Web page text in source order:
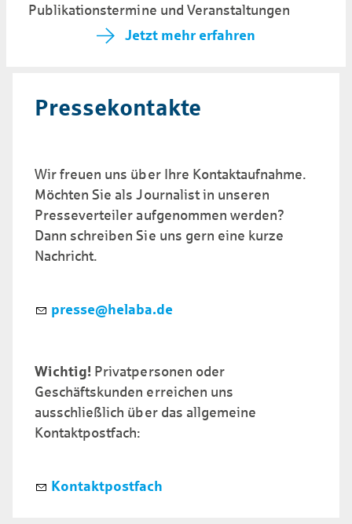
Publi­kations­termine und Ver­anstal­tungen
Jetzt mehr erfahren
Pressekontakte
Wir freuen uns über Ihre Kontaktaufnahme.
Möchten Sie als Journalist in unseren
Presseverteiler aufgenommen werden?
Dann schreiben Sie uns gern eine kurze
Nachricht.
pr ss h l b d
Wichtig! Privatpersonen oder
Geschäftskunden erreichen uns
ausschließlich über das allgemeine
Kontaktpostfach:
Kontaktpostfach